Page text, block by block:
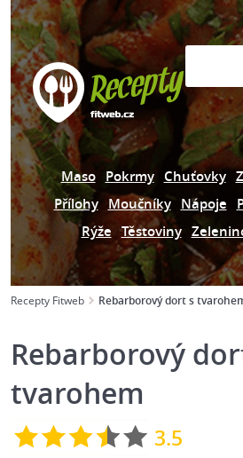
Maso Pokrmy Chuťovky
Přílohy Moučníky Nápoje
Rýže Těstoviny
Recepty Fitweb Rebarborový dort s
Rebarborový
tvarohem
3.5